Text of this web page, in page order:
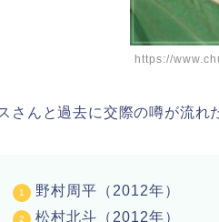
https://
さんと過去に交際の噂が流れ
野村周平（2012年）
松村北斗（2012年）